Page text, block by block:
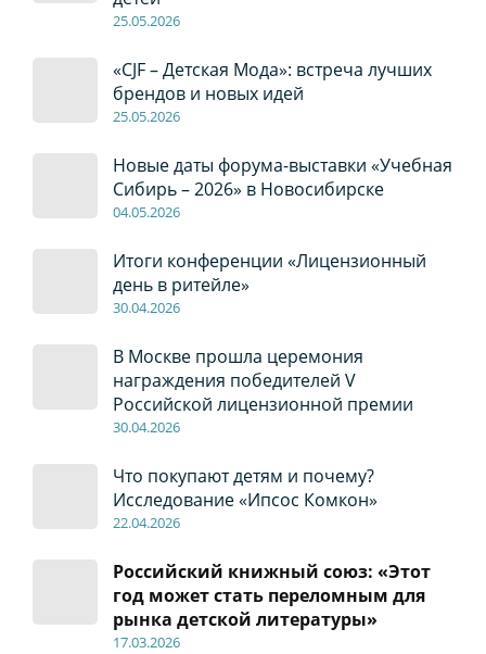
25.05.2026
«CJF – Детская Мода»: встреча лучших
брендов и новых идей
25.05.2026
Новые даты форума-выставки «Учебная
Сибирь – 2026» в Новосибирске
04.05.2026
Итоги конференции «Лицензионный
день в ритейле»
30.04.2026
В Москве прошла церемония
награждения победителей V
Российской лицензионной премии
30.04.2026
Что покупают детям и почему?
Исследование «Ипсос Комкон»
22.04.2026
Российский книжный союз: «Этот
год может стать переломным для
рынка детской литературы»
17.03.2026